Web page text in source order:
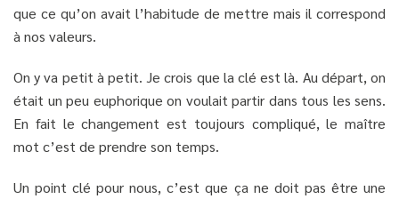
que ce qu’on avait l’habitude de mettre mais il correspond
à nos valeurs.
On y va petit à petit. Je crois que la clé est là. Au départ, on
était un peu euphorique on voulait partir dans tous les sens.
En fait le changement est toujours compliqué, le maître
mot c’est de prendre son temps.
Un point clé pour nous, c’est que ça ne doit pas être une